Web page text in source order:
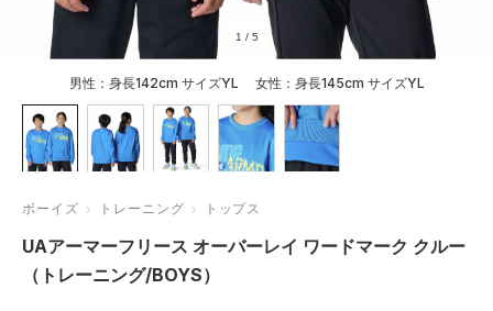
1 / 5
男性：身長142cm サイズYL 女性：身長145cm サイズYL
ボーイズ トレーニング トップス
UAアーマーフリース オーバーレイ ワードマーク クルー
（トレーニング/BOYS）